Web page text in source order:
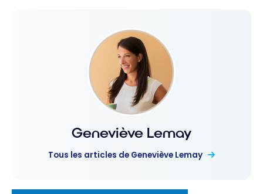
Geneviève Lemay
Tous les articles de Geneviève Lemay